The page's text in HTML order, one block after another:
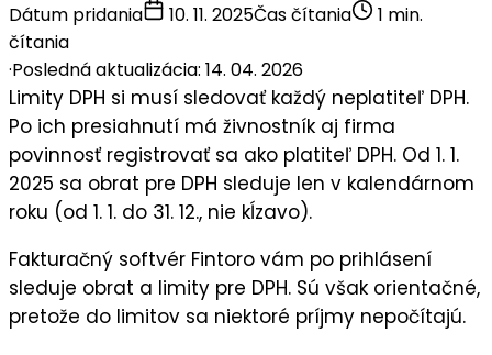
Dátum pridania
10. 11. 2025Čas čítania
1 min.
čítania
·Posledná aktualizácia: 14. 04. 2026
Limity DPH si musí sledovať každý neplatiteľ DPH.
Po ich presiahnutí má živnostník aj firma
povinnosť registrovať sa ako platiteľ DPH. Od 1. 1.
2025 sa obrat pre DPH sleduje len v kalendárnom
roku (od 1. 1. do 31. 12., nie kĺzavo).
Fakturačný softvér Fintoro vám po prihlásení
sleduje obrat a limity pre DPH. Sú však orientačné,
pretože do limitov sa niektoré príjmy nepočítajú.